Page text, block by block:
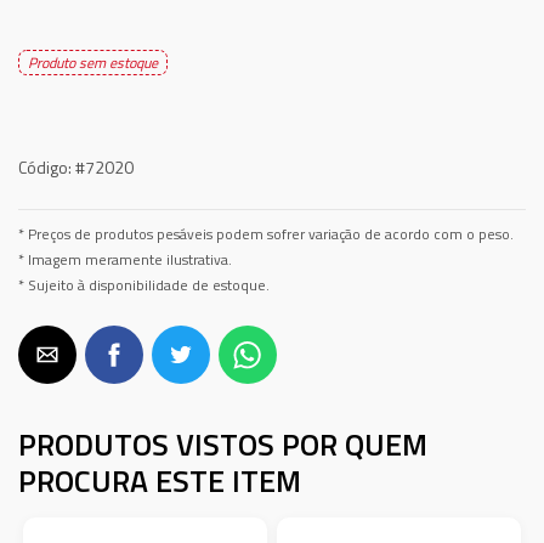
Produto sem estoque
Código:#72020
* Preços de produtos pesáveis podem sofrer variação de acordo com o peso.
* Imagem meramente ilustrativa.
* Sujeito à disponibilidade de estoque.
PRODUTOS VISTOS POR QUEM
PROCURA ESTE ITEM